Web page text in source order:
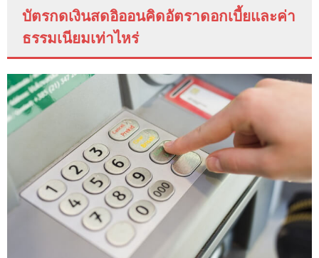
บัตรกดเงินสดอิออนคิดอัตราดอกเบี้ยและค่า
ธรรมเนียมเท่าไหร่